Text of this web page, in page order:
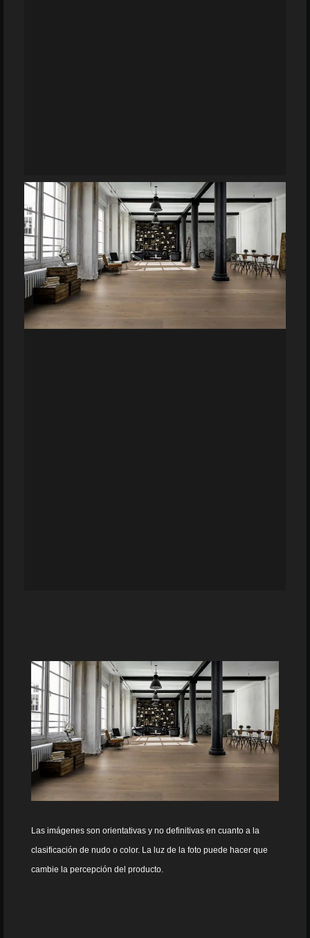
Las imágenes son orientativas y no definitivas en cuanto a la
clasificación de nudo o color. La luz de la foto puede hacer que
cambie la percepción del producto.